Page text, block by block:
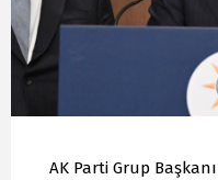
AK Parti Grup